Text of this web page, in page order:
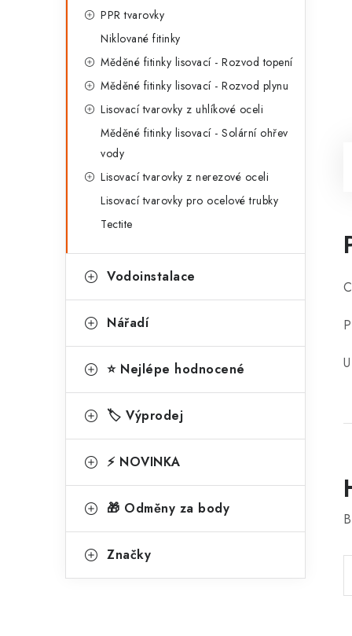
PPR tvarovky
Niklované fitinky
Měděné fitinky lisovací - Rozvod topení
Měděné fitinky lisovací - Rozvod plynu
Lisovací tvarovky z uhlíkové oceli
Měděné fitinky lisovací - Solární ohřev
vody
Lisovací tvarovky z nerezové oceli
Lisovací tvarovky pro ocelové trubky
Tectite
Vodoinstalace
Nářadí
⭐ Nejlépe hodnocené
🏷️ Výprodej
⚡ NOVINKA
🎁 Odměny za body
Značky